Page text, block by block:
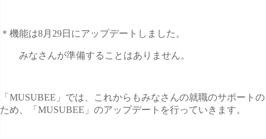
＊機能は8月29日にアップデートしました。
みなさんが準備することはありません。
「MUSUBEE」では、これからもみなさんの就職のサポートの
ため、「MUSUBEE」のアップデートを行っていきます。